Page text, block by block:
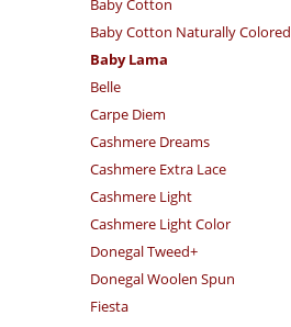
Baby Cotton
Baby Cotton Naturally Colored
Baby Lama
Belle
Carpe Diem
Cashmere Dreams
Cashmere Extra Lace
Cashmere Light
Cashmere Light Color
Donegal Tweed+
Donegal Woolen Spun
Fiesta